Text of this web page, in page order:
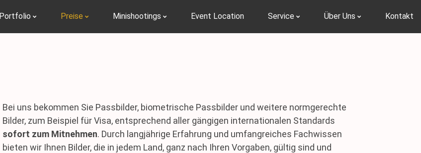
Portfolio Preise Minishootings Event Location Service Über Uns Kontakt
Bei uns bekommen Sie Passbilder, biometrische Passbilder und weitere normgerechte
Bilder, zum Beispiel für Visa, entsprechend aller gängigen internationalen Standards
sofort zum Mitnehmen. Durch langjährige Erfahrung und umfangreiches Fachwissen
bieten wir Ihnen Bilder, die in jedem Land, ganz nach Ihren Vorgaben, gültig sind und